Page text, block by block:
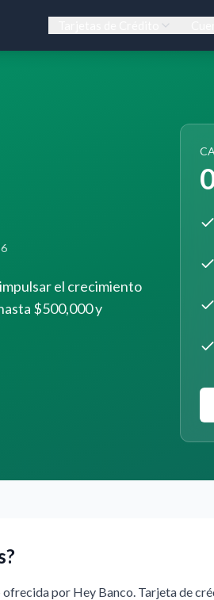
el crecimiento
$500,000 y
por Hey Banco. Tarjeta de